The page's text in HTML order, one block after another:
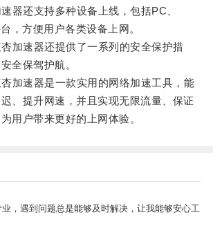
还支持多种设备上线，包括PC、
，方便用户各类设备上网。
速器还提供了一系列的安全保护措
全保驾护航。
速器是一款实用的网络加速工具，能
、提升网速，并且实现无限流量、保证
用户带来更好的上网体验。
，遇到问题总是能够及时解决，让我能够安心工